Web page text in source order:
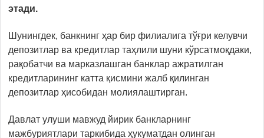
этади.
Шунингдек, банкнинг ҳар бир филиалига тўғри келувчи
депозитлар ва кредитлар таҳлили шуни кўрсатмоқдаки,
рақобатчи ва марказлашган банклар ажратилган
кредитларининг катта қисмини жалб қилинган
депозитлар ҳисобидан молиялаштирган.
Давлат улуши мавжуд йирик банкларнинг
мажбуриятлари таркибида ҳукуматдан олинган